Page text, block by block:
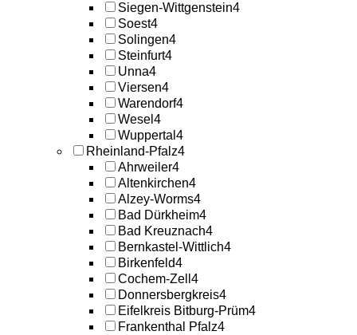
Siegen-Wittgenstein4
Soest4
Solingen4
Steinfurt4
Unna4
Viersen4
Warendorf4
Wesel 4
Wuppertal 4
Rheinland-Pfalz4
Ahrweiler4
Altenkirchen4
Alzey-Worms4
Bad Dürkheim4
Bad Kreuznach4
Bernkastel-Wittlich4
Birkenfeld4
Cochem-Zell 4
Donnersbergkreis4
Eifelkreis Bitburg-Prüm4
Frankenthal Pfalz4